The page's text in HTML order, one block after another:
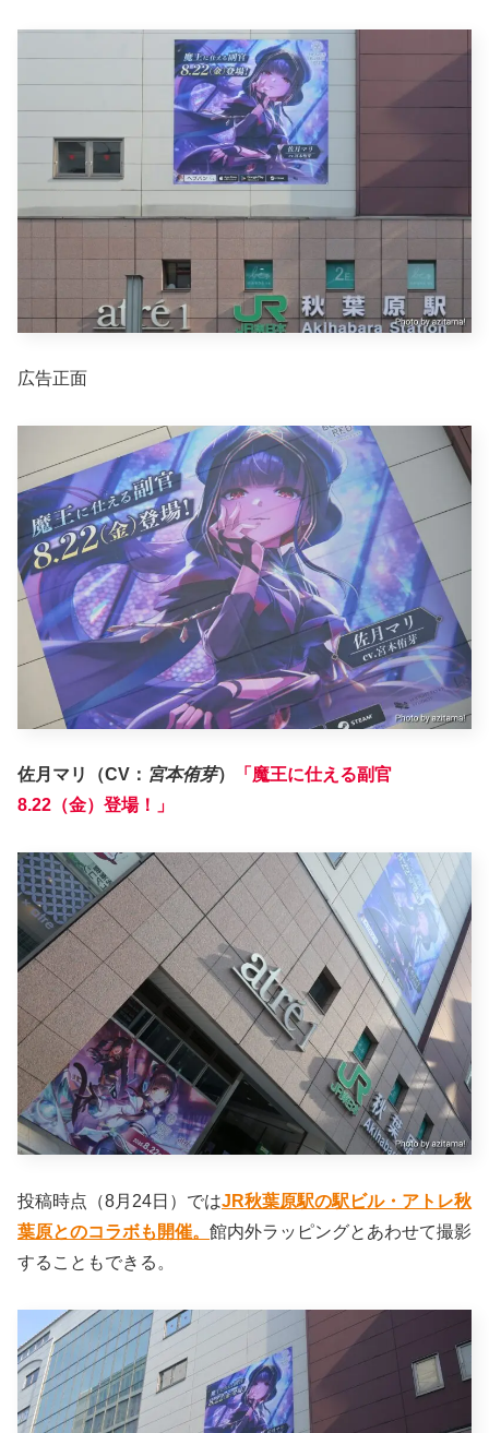
広告正面
佐月マリ（CV： 宮本侑芽）
「魔王に仕える副官
8.22（金）登場！」
投稿時点（8月24日）ではJR秋葉原駅の駅ビル・アトレ秋
葉原とのコラボも開催。 館内外ラッピングとあわせて撮影
することもできる。